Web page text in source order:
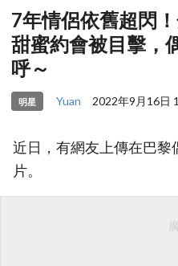
7年情侶依舊超閃
甜蜜約會被目擊，
呼～
明星 Yuan 2022年9月16日
近日，有網友上傳在巴黎
片。